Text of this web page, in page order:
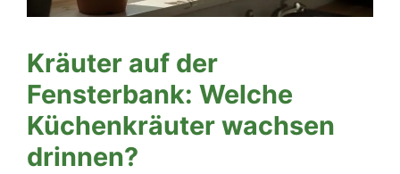
Kräuter auf der
Fensterbank: Welche
Küchenkräuter wachsen
drinnen?